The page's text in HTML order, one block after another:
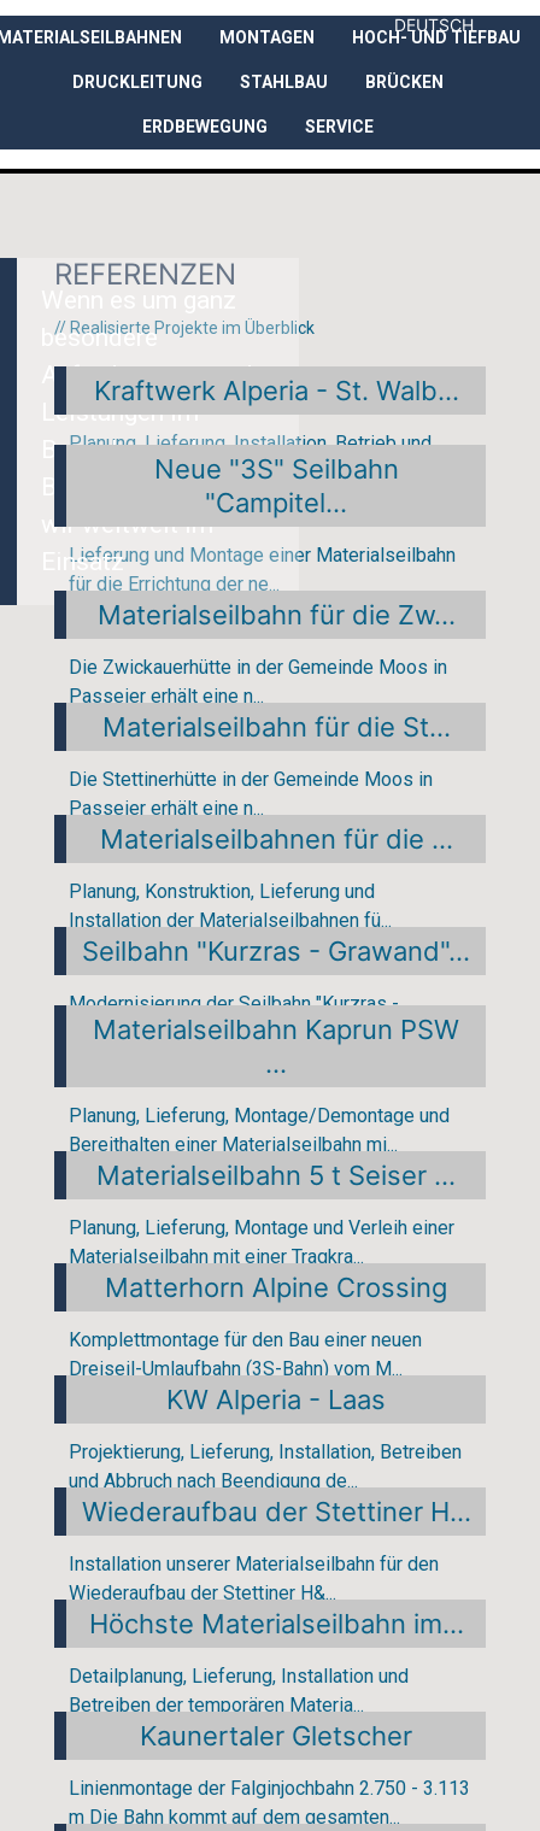
DEUTSCH
UNTERNEHMEN
LEISTUNGEN
besondere
Anforderungen und
Leistungen im
Bereich von alpinen
Baustellen geht, sind
wir weltweit im
Einsatz
MONTAGEN HOCH- UND TIEFBAU
DRUCKLEITUNG STAHLBAU BRÜCKEN
ERDBEWEGUNG SERVICE
REFERENZEN
// Realisierte Projekte im Überblick
Kraftwerk Alperia - St. Walb...
Planung, Lieferung, Installation, Betrieb und
Rückbau nach Abschluss der Ar...
Neue "3S" Seilbahn
"Campitel...
Lieferung und Montage einer Materialseilbahn
für die Errichtung der ne...
Materialseilbahn für die Zw...
Die Zwickauerhütte in der Gemeinde Moos in
Passeier erhält eine n...
Materialseilbahn für die St...
Die Stettinerhütte in der Gemeinde Moos in
Passeier erhält eine n...
Materialseilbahnen für die ...
Planung, Konstruktion, Lieferung und
Installation der Materialseilbahnen fü...
Seilbahn "Kurzras - Grawand"...
Modernisierung der Seilbahn "Kurzras -
Grawand" in Schnals: - Lieferung, Montage...
Materialseilbahn Kaprun PSW
...
Planung, Lieferung, Montage/Demontage und
Bereithalten einer Materialseilbahn mi...
Materialseilbahn 5 t Seiser ...
Planung, Lieferung, Montage und Verleih einer
Materialseilbahn mit einer Tragkra...
Matterhorn Alpine Crossing
Komplettmontage für den Bau einer neuen
Dreiseil-Umlaufbahn (3S-Bahn) vom M...
KW Alperia - Laas
Projektierung, Lieferung, Installation, Betreiben
und Abbruch nach Beendigung de...
Wiederaufbau der Stettiner H...
Installation unserer Materialseilbahn für den
Wiederaufbau der Stettiner H&...
Höchste Materialseilbahn im...
Detailplanung, Lieferung, Installation und
Betreiben der temporären Materia...
Kaunertaler Gletscher
Linienmontage der Falginjochbahn 2.750 - 3.113
m Die Bahn kommt auf dem gesamten...